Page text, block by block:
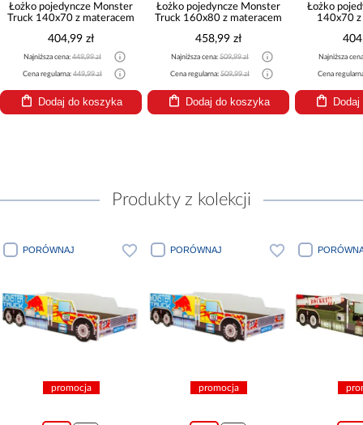
Łożko pojedyncze Monster
Truck 140x70 z materacem
404,99 zł
Najniższa cena: 449,99 zł
Cena regularna: 449,99 zł
Dodaj do koszyka
Łożko pojedyncze Monster
Truck 160x80 z materacem
458,99 zł
Najniższa cena: 509,99 zł
Cena regularna: 509,99 zł
Dodaj do koszyka
Łożko
140x70 z
Najniższa
Cena
Produkty z kolekcji
PORÓWNAJ
promocja
PORÓWNAJ
promocja